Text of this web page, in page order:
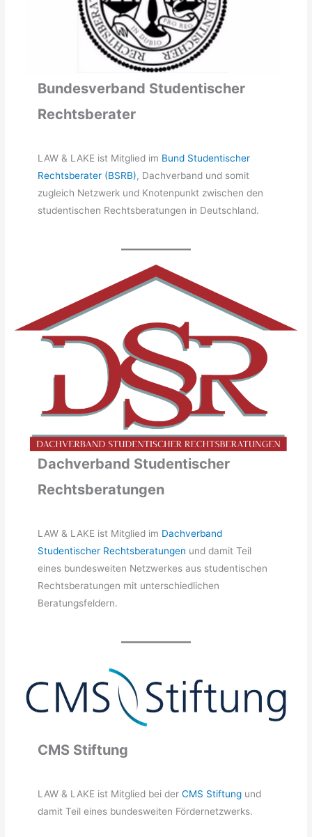
Bundesverband Studentischer
Rechtsberater
LAW & LAKE ist Mitglied im Bund Studentischer
Rechtsberater (BSRB), Dachverband und somit
zugleich Netzwerk und Knotenpunkt zwischen den
studentischen Rechtsberatungen in Deutschland.
Dachverband Studentischer
Rechtsberatungen
LAW & LAKE ist Mitglied im Dachverband
Studentischer Rechtsberatungen und damit Teil
eines bundesweiten Netzwerkes aus studentischen
Rechtsberatungen mit unterschiedlichen
Beratungsfeldern.
CMS Stiftung
LAW & LAKE ist Mitglied bei der CMS Stiftungund
damit Teil eines bundesweiten Fördernetzwerks.